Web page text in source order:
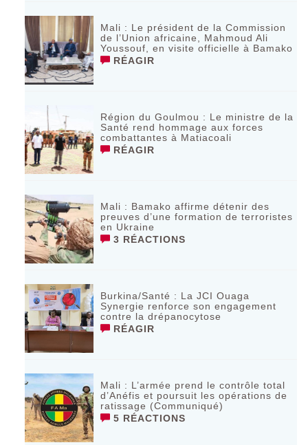
Mali : Le président de la Commission
de l’Union africaine, Mahmoud Ali
Youssouf, en visite officielle à Bamako
RÉAGIR
Région du Goulmou : Le ministre de la
Santé rend hommage aux forces
combattantes à Matiacoali
RÉAGIR
Mali : Bamako affirme détenir des
preuves d’une formation de terroristes
en Ukraine
3 RÉACTIONS
Burkina/Santé : La JCI Ouaga
Synergie renforce son engagement
contre la drépanocytose
RÉAGIR
Mali : L’armée prend le contrôle total
d’Anéfis et poursuit les opérations de
ratissage (Communiqué)
5 RÉACTIONS